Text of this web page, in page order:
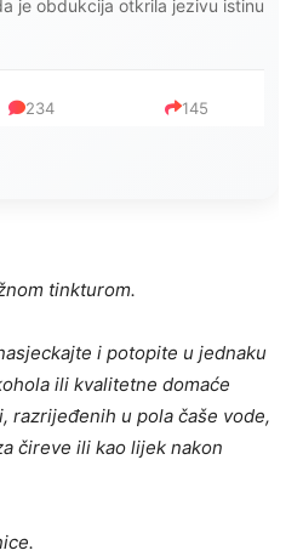
je obdukcija otkrila jezivu istinu
234 145
tinkturom.
i potopite u jednaku
ili kvalitetne domaće
razrijeđenih u pola čaše vode,
čireve ili kao lijek nakon